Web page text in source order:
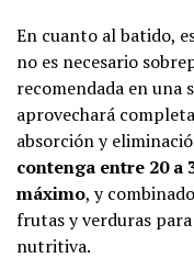
En cuanto al batido,
no es necesario
recomendada en una
aprovechará
absorción y
contenga entre 20 a
máximo, y
frutas y verduras
nutritiva.